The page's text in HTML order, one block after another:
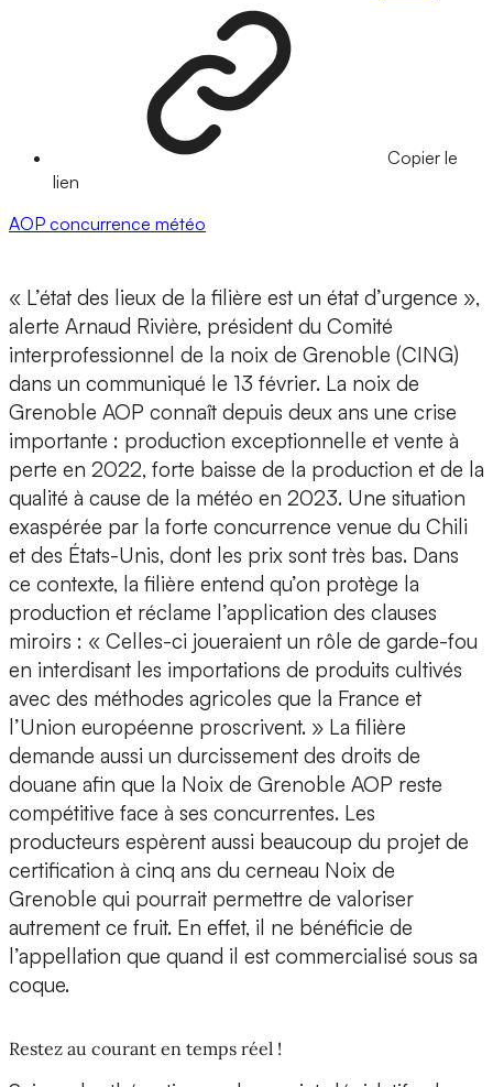
Copier le
lien
AOP concurrence météo
« L’état des lieux de la filière est un état d’urgence »,
alerte Arnaud Rivière, président du Comité
interprofessionnel de la noix de Grenoble (CING)
dans un communiqué le 13 février. La noix de
Grenoble AOP connaît depuis deux ans une crise
importante : production exceptionnelle et vente à
perte en 2022, forte baisse de la production et de la
qualité à cause de la météo en 2023. Une situation
exaspérée par la forte concurrence venue du Chili
et des États-Unis, dont les prix sont très bas. Dans
ce contexte, la filière entend qu’on protège la
production et réclame l’application des clauses
miroirs : « Celles-ci joueraient un rôle de garde-fou
en interdisant les importations de produits cultivés
avec des méthodes agricoles que la France et
l’Union européenne proscrivent. » La filière
demande aussi un durcissement des droits de
douane afin que la Noix de Grenoble AOP reste
compétitive face à ses concurrentes. Les
producteurs espèrent aussi beaucoup du projet de
certification à cinq ans du cerneau Noix de
Grenoble qui pourrait permettre de valoriser
autrement ce fruit. En effet, il ne bénéficie de
l’appellation que quand il est commercialisé sous sa
coque.
Restez au courant en temps réel !